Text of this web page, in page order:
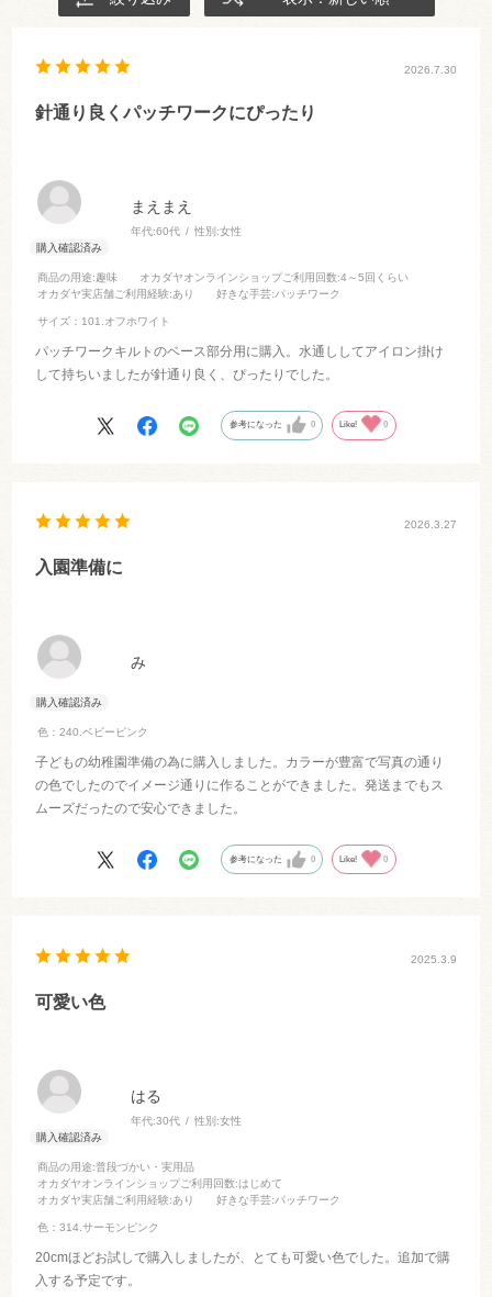
まえまえ
年代:60代 性別:女性
商品の用途:趣味 オカダヤオンラインショップご利用回数:4～5回くらい
オカダヤ実店舗ご利用経験:あり 好きな手芸:パッチワーク
サイズ：101.オフホワイト
2026.7.30
針通り良くパッチワークにぴったり
パッチワークキルトのベース部分用に購入。水通ししてアイロン掛け
して持ちいましたが針通り良く、ぴったりでした。
参考になった 0 Like! 0
み
色：240.ベビーピンク
2026.3.27
入園準備に
子どもの幼稚園準備の為に購入しました。カラーが豊富で写真の通り
の色でしたのでイメージ通りに作ることができました。発送までもス
ムーズだったので安心できました。
参考になった 0 Like! 0
はる
年代:30代 性別:女性
商品の用途:普段づかい・実用品
オカダヤオンラインショップご利用回数:はじめて
オカダヤ実店舗ご利用経験:あり 好きな手芸:パッチワーク
色：314.サーモンピンク
2025.3.9
可愛い色
20cmほどお試しで購入しましたが、とても可愛い色でした。追加で購
入する予定です。